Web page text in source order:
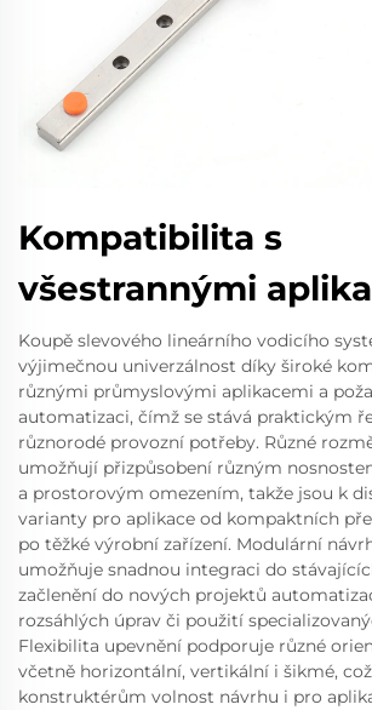
Kompatibilita s
všestrannými
Koupě slevového lineárního vodicího
výjimečnou univerzálnost díky široké
různými průmyslovými aplikacemi a
automatizaci, čímž se stává praktickým
různorodé provozní potřeby. Různé
umožňují přizpůsobení různým
a prostorovým omezením, takže jsou k
varianty pro aplikace od kompaktních
po těžké výrobní zařízení. Modulární
umožňuje snadnou integraci do
začlenění do nových projektů
rozsáhlých úprav či použití
Flexibilita upevnění podporuje různé
včetně horizontální, vertikální i šikmé,
konstruktérům volnost návrhu i pro